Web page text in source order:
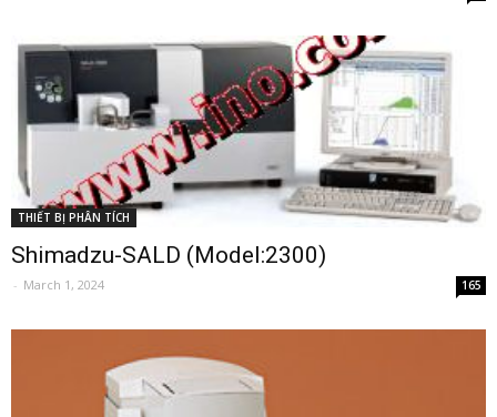
THIẾT BỊ PHÂN TÍCH
Shimadzu-SALD (Model:2300)
- March 1, 2024 165